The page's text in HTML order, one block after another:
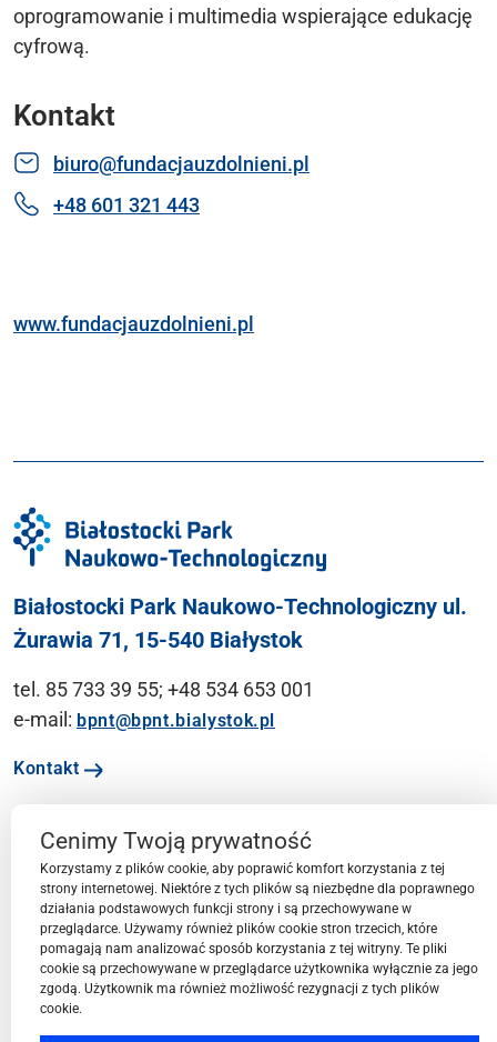
oprogramowanie i multimedia wspierające edukację
cyfrową.
Kontakt
biuro@fundacjauzdolnieni.pl
+48 601 321 443
www.fundacjauzdolnieni.pl
Białostocki Park Naukowo-Technologiczny ul.
Żurawia 71, 15-540 Białystok
tel. 85 733 39 55; +48 534 653 001
e-mail: bpnt@bpnt.bialystok.pl
Kontakt
Ważne linki
Menu
Przestrzeń BPN-T
Cenimy Twoją prywatność
Korzystamy z plików cookie, aby poprawić komfort korzystania z tej
strony internetowej. Niektóre z tych plików są niezbędne dla poprawnego
działania podstawowych funkcji strony i są przechowywane w
przeglądarce. Używamy również plików cookie stron trzecich, które
pomagają nam analizować sposób korzystania z tej witryny. Te pliki
cookie są przechowywane w przeglądarce użytkownika wyłącznie za jego
zgodą. Użytkownik ma również możliwość rezygnacji z tych plików
cookie.